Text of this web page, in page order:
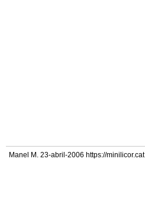
Manel M. 23-abril-2006 https://minilicor.cat